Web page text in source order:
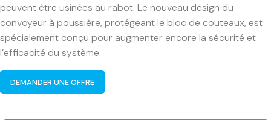
peuvent être usinées au rabot. Le nouveau design du
convoyeur à poussière, protégeant le bloc de couteaux, est
spécialement conçu pour augmenter encore la sécurité et
l’efficacité du système.
DEMANDER UNE OFFRE